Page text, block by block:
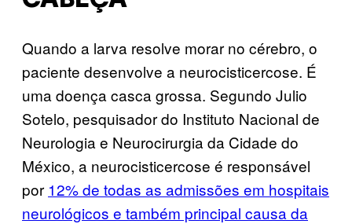
Quando a larva resolve morar no cérebro, o
paciente desenvolve a neurocisticercose. É
uma doença casca grossa. Segundo Julio
Sotelo, pesquisador do Instituto Nacional de
Neurologia e Neurocirurgia da Cidade do
México, a neurocisticercose é responsável
por 12% de todas as admissões em hospitais
neurológicos e também principal causa da